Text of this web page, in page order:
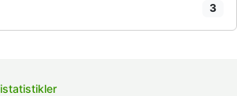
3
istatistikler